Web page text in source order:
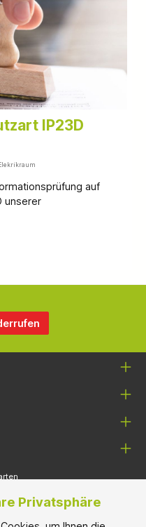
IP23D
Elekrikraum
auf
unserer
Privatsphäre